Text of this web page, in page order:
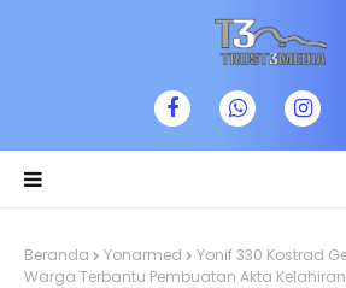
Beranda Yonarmed
Yonif 330 Kostrad
Warga Terbantu Pembuatan Akta